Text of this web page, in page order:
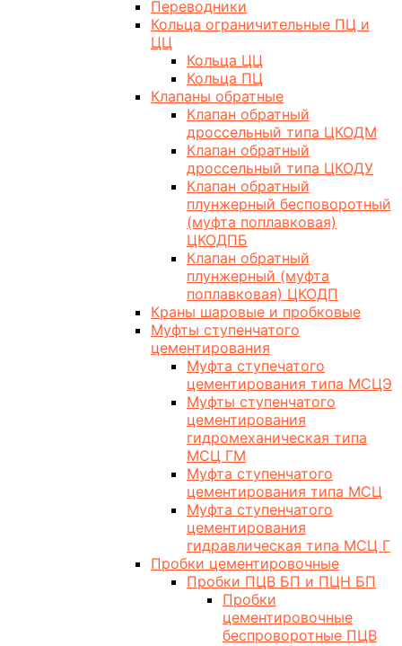
Переводники
Кольца ограничительные ПЦ и
ЦЦ
Кольца ЦЦ
Кольца ПЦ
Клапаны обратные
Клапан обратный
дроссельный типа ЦКОДМ
Клапан обратный
дроссельный типа ЦКОДУ
Клапан обратный
плунжерный бесповоротный
(муфта поплавковая)
ЦКОДПБ
Клапан обратный
плунжерный (муфта
поплавковая) ЦКОДП
Краны шаровые и пробковые
Муфты ступенчатого
цементирования
Муфта ступечатого
цементирования типа МСЦЭ
Муфты ступенчатого
цементирования
гидромеханическая типа
МСЦ ГМ
Муфта ступенчатого
цементирования типа МСЦ
Муфта ступенчатого
цементирования
гидравлическая типа МСЦ Г
Пробки цементировочные
Пробки ПЦВ БП и ПЦН БП
Пробки
цементировочные
беспроворотные ПЦВ